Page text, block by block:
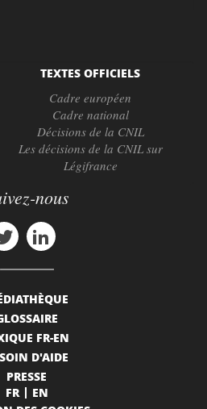
TEXTES OFFICIELS
Cadre européen
Cadre national
Décisions de la CNIL
Les décisions de la CNIL sur
Légifrance
nous
FR-EN
D'AIDE
PRESSE
FR
EN